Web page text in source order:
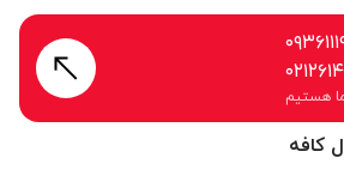
کافه
هستیم